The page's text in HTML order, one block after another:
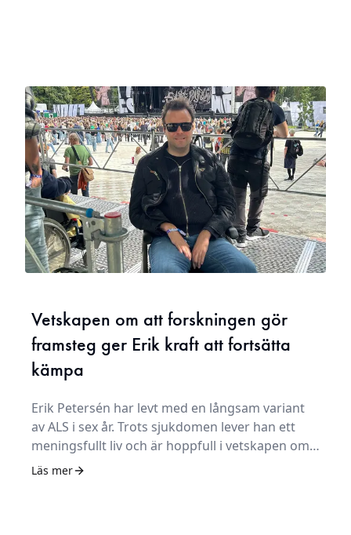
Vetskapen om att forskningen gör
framsteg ger Erik kraft att fortsätta
kämpa
Erik Petersén har levt med en långsam variant
av ALS i sex år. Trots sjukdomen lever han ett
meningsfullt liv och är hoppfull i vetskapen om
att forskningen pågår och gör framsteg.
Läs mer